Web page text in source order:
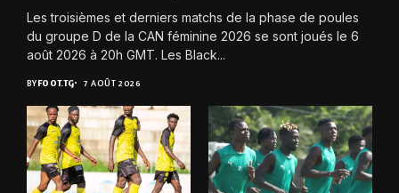
Les troisièmes et derniers matchs de la phase de poules
du groupe D de la CAN féminine 2026 se sont joués le 6
août 2026 à 20h GMT. Les Black...
BYFOOT.TG 7 AOÛT 2026